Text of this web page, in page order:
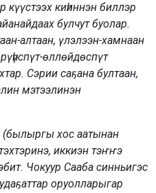
киһиннэн биллэр
булчут буолар.
алтаан, үлэлээн-хамнаан
өллөйдөспүт
Сэрии саҕана бултаан,
мэтээлинэн
хос аатынан
иккиэн тэҥҥэ
Чокуур Сааба синньигэс
оруолларыгар